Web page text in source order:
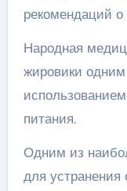
рекомендаций
Народная
жировики
питания.
Одним из
для устранения